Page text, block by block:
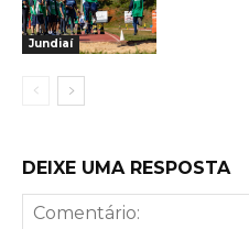
Jundiaí
DEIXE UMA RESPOSTA